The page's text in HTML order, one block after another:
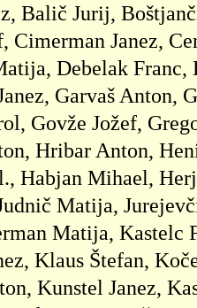
Balič Jurij,
Janez,
Debelak Franc,
Garvaš Anton,
Govže Jožef,
Hribar Anton,
Habjan Mihael,
Matija,
Matija, Kastelc
Klaus Štefan,
Kunstel Janez,